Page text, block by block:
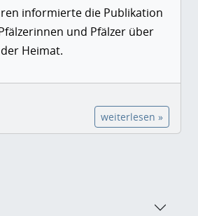
informierte die Publikation
und Pfälzer über
Heimat.
weiterlesen »